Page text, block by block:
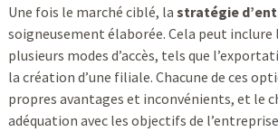
Une fois le marché ciblé, la stratégie
soigneusement élaborée. Cela peut inclure
plusieurs modes d’accès, tels que
la création d’une filiale. Chacune de ces
propres avantages et inconvénients, et le
adéquation avec les objectifs de